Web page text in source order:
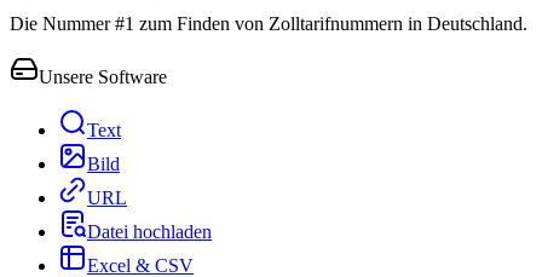
Die Nummer #1 zum Finden von Zolltarifnummern in Deutschland.
Unsere Software
Text
Bild
URL
Datei hochladen
Excel & CSV